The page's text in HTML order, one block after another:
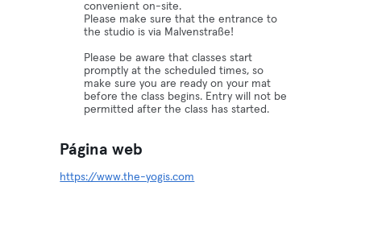
convenient on-site.
Please make sure that the entrance to
the studio is via Malvenstraße!
Please be aware that classes start
promptly at the scheduled times, so
make sure you are ready on your mat
before the class begins. Entry will not be
permitted after the class has started.
Página web
https://www.the-yogis.com